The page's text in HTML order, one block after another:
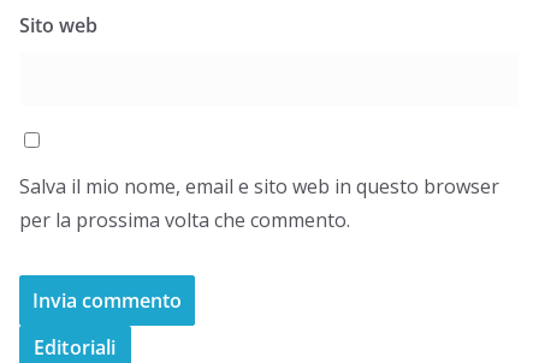
Sito web
Salva il mio nome, email e sito web in questo browser
per la prossima volta che commento.
Editoriali